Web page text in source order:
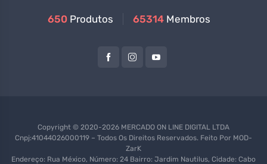
650 Produtos 65314 Membros
Copyright © 2020-2026 MERCADO ON LINE DIGITAL LTDA
Cnpj:41044026000119 – Todos Os Direitos Reservados. Feito Por MOD-
ZarK
Endereço: Rua México, Número: 24 Bairro: Jardim Nautilus, Cidade: Cabo